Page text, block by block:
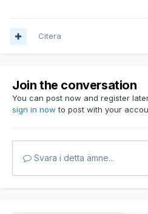
Citera
Join the conversation
You can post now and register
sign in now to post with your
Svara i detta ämne...